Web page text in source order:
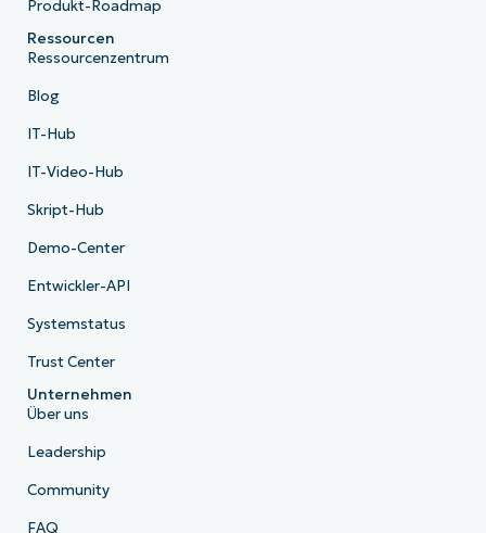
Produkt-Roadmap
Ressourcen
Ressourcenzentrum
Blog
IT-Hub
IT-Video-Hub
Skript-Hub
Demo-Center
Entwickler-API
Systemstatus
Trust Center
Unternehmen
Über uns
Leadership
Community
FAQ